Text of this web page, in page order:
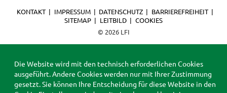
© 2026 LFI
KONTAKT IMPRESSUM DATENSCHUTZ
BARRIEREFREIHEIT
SITEMAP
LEITBILD COOKIES
Die Website wird mit den technisch erforderlichen Cookies
ausgeführt. Andere Cookies werden nur mit Ihrer Zustimmung
gesetzt. Sie können Ihre Entscheidung für diese Website in den